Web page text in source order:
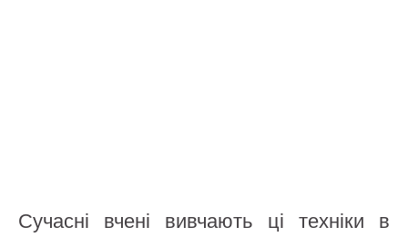
Сучасні вчені вивчають ці техніки в